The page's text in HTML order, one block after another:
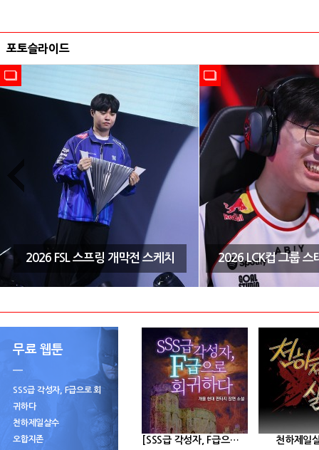
포토슬라이드
2026 FSL 스프링 개막전 스케치 2026 LCK컵 그룹 스
무료 웹툰
SSS급 각성자, F급으로 회
귀하다
천하제일살수
오합지존
[SSS급 각성자, F급으로 회귀하다] 25화
천하제일